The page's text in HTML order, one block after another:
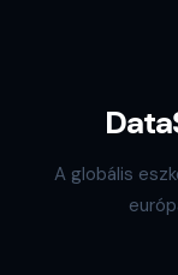
A globális